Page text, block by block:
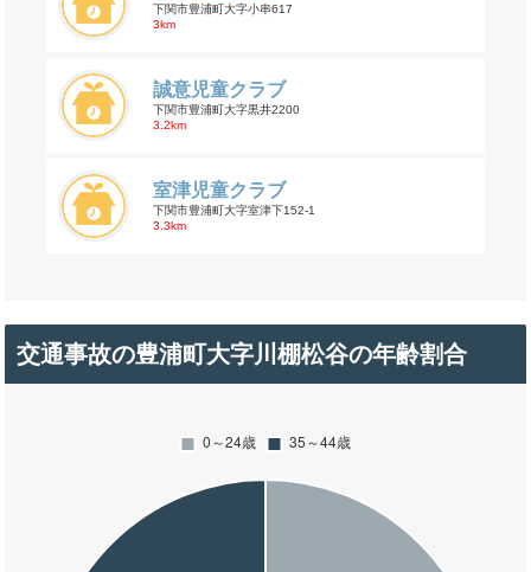
下関市豊浦町大字小串617
3km
誠意児童クラブ
下関市豊浦町大字黒井2200
3.2km
室津児童クラブ
下関市豊浦町大字室津下152-1
3.3km
交通事故の豊浦町大字川棚松谷の年齢割合